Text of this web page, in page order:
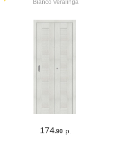
Bianco Veralinga
174.90 р.